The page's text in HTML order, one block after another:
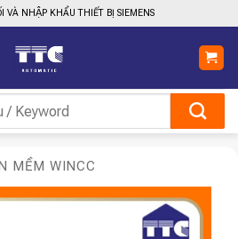
VÀ NHẬP KHẨU THIẾT BỊ SIEMENS
MỀM WINCC